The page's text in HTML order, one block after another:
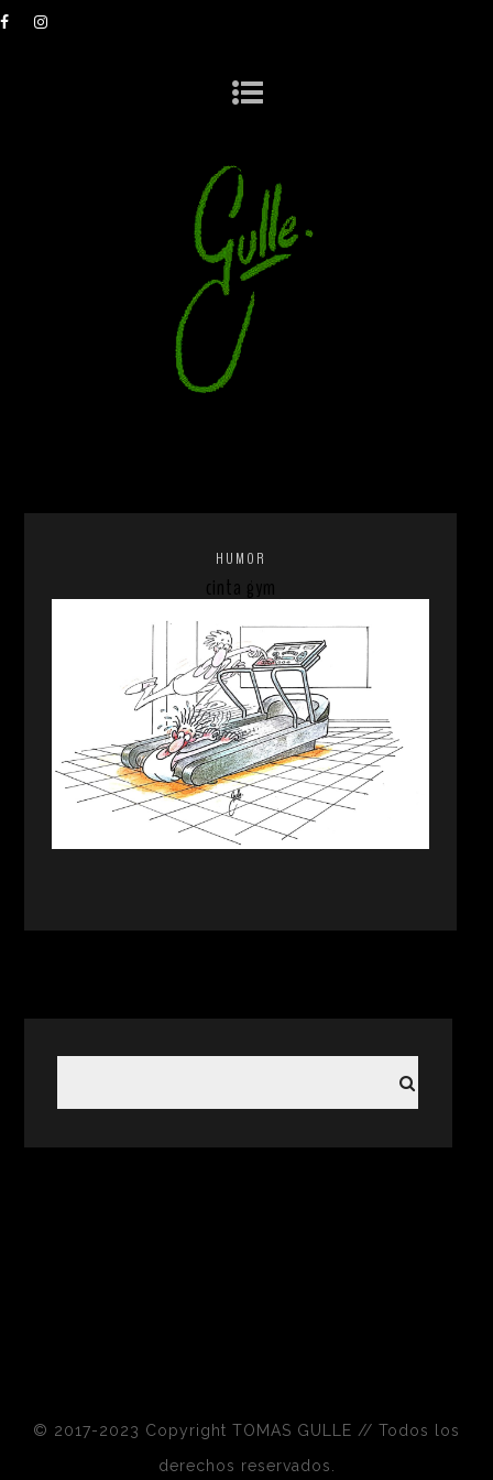
HUMOR
cinta gym
© 2017-2023 Copyright TOMAS GULLE // Todos los
derechos reservados.